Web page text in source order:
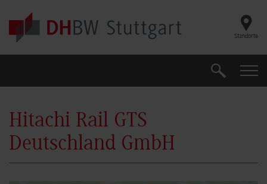
Skip to main content
Standorte
Suche
Hitachi Rail GTS
Deutschland GmbH